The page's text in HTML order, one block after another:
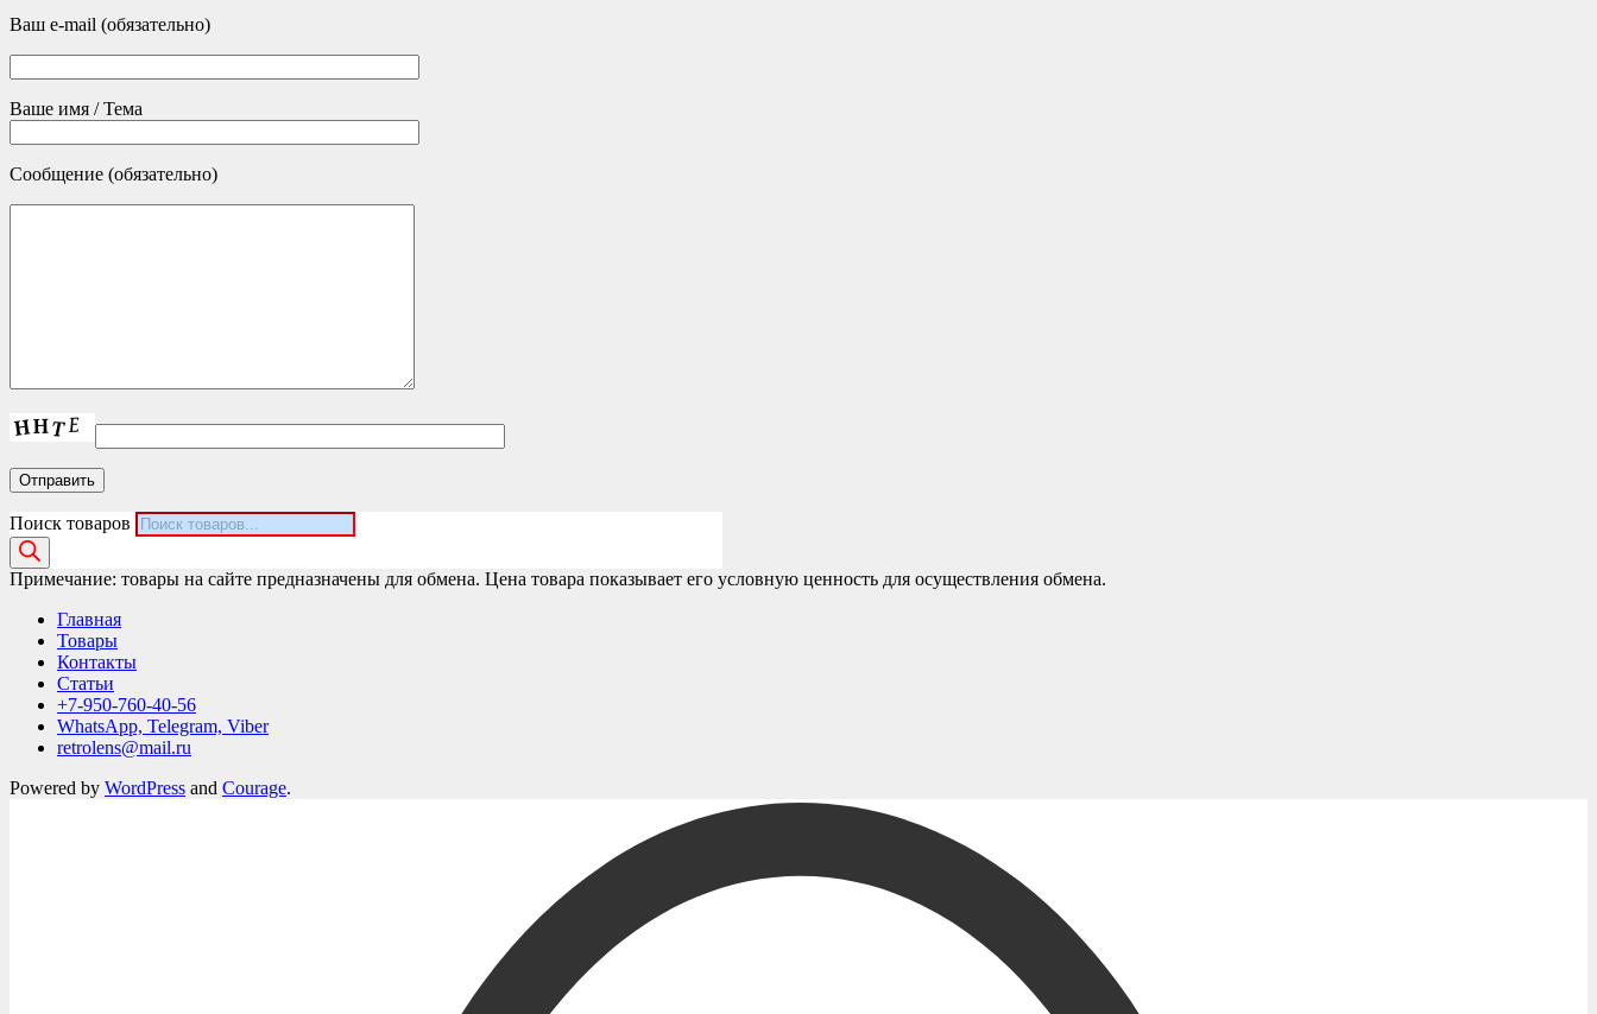
Ваш e-mail (обязательно)
Ваше имя / Тема
Сообщение (обязательно)
Поиск товаров
Примечание: товары на сайте предназначены для обмена. Цена товара показывает его условную ценность для осуществления обмена.
Главная
Товары
Контакты
Статьи
+7-950-760-40-56
WhatsApp, Telegram, Viber
retrolens@mail.ru
Powered by WordPress and Courage.